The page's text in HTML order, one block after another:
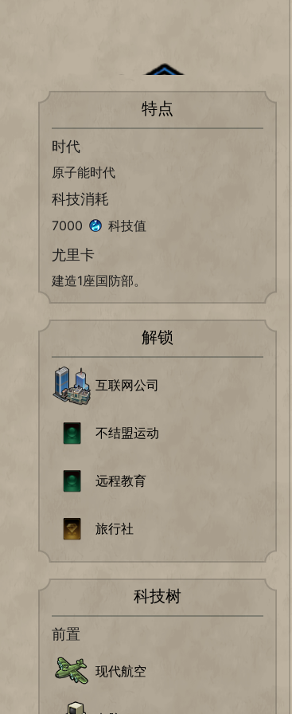
特点
时代
原子能时代
科技消耗
7000 科技值
尤里卡
建造1座国防部。
解锁
互联网公司
不结盟运动
远程教育
旅行社
科技树
前置
现代航空